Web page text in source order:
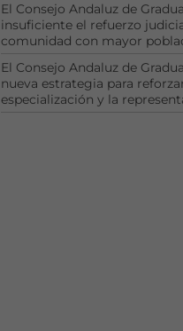
El Consejo Andaluz de
insuficiente el refuerzo
comunidad con mayor
El Consejo Andaluz de
nueva estrategia para
especialización y la